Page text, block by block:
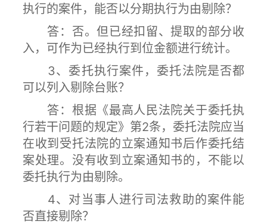
执行的案件，能否以分期执行为由剔除？
答：否。但已经扣留、提取的部分收
入，可作为已经执行到位金额进行统计。
3、委托执行案件，委托法院是否都
可以列入剔除台账？
答：根据《最高人民法院关于委托执
行若干问题的规定》第2条，委托法院应当
在收到受托法院的立案通知书后作委托结
案处理。没有收到立案通知书的，不能以
委托执行为由剔除。
4、对当事人进行司法救助的案件能
否直接剔除？